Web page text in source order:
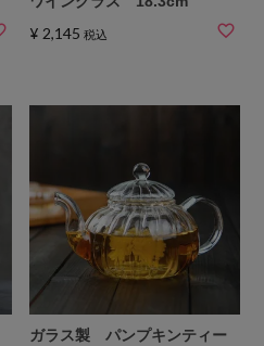
¥ 2,145 税込
ガラス製 パンプキンティー